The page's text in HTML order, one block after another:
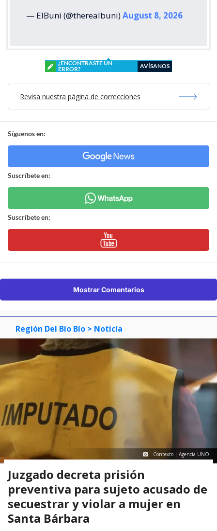
— ElBuni (@therealbuni)August 8, 2026
¿ENCONTRASTE UN
ERROR?
AVÍSANOS
Revisa nuestra página de correcciones
Síguenos en:
Suscríbete en:
Suscríbete en:
Mostrar Comentarios
Región Del Bío Bío > Noticia
Contexto | Agencia UNO
Juzgado decreta prisión
preventiva para sujeto acusado de
secuestrar y violar a mujer en
Santa Bárbara